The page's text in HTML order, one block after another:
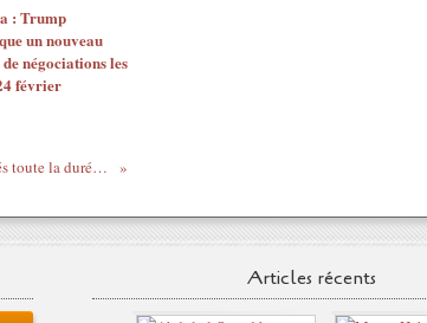
: Trump
un nouveau
négociations les
février
L’ICE expulse des Palestiniens vers Israël à bord de jets privés, menottés toute la durée du vol
Articles récents